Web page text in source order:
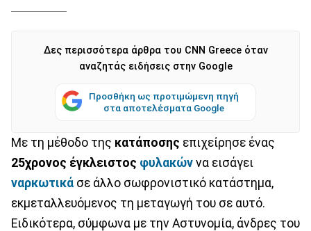
Δες περισσότερα άρθρα του CNN Greece όταν
αναζητάς ειδήσεις στην Google
Προσθήκη ως προτιμώμενη πηγή
στα αποτελέσματα Google
Με τη μέθοδο της κατάποσης επιχείρησε ένας
25χρονος έγκλειστος φυλακών να εισάγει
ναρκωτικά σε άλλο σωφρονιστικό κατάστημα,
εκμεταλλευόμενος τη μεταγωγή του σε αυτό.
Ειδικότερα, σύμφωνα με την Αστυνομία, άνδρες του